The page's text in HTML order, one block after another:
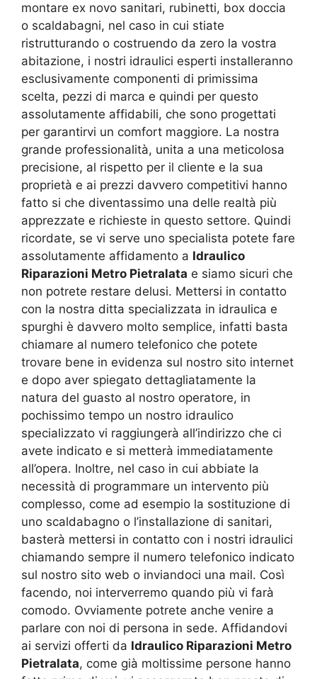
montare ex novo sanitari, rubinetti, box doccia
o scaldabagni, nel caso in cui stiate
ristrutturando o costruendo da zero la vostra
abitazione, i nostri idraulici esperti installeranno
esclusivamente componenti di primissima
scelta, pezzi di marca e quindi per questo
assolutamente affidabili, che sono progettati
per garantirvi un comfort maggiore. La nostra
grande professionalità, unita a una meticolosa
precisione, al rispetto per il cliente e la sua
proprietà e ai prezzi davvero competitivi hanno
fatto si che diventassimo una delle realtà più
apprezzate e richieste in questo settore. Quindi
ricordate, se vi serve uno specialista potete fare
assolutamente affidamento a Idraulico
Riparazioni Metro Pietralata e siamo sicuri che
non potrete restare delusi. Mettersi in contatto
con la nostra ditta specializzata in idraulica e
spurghi è davvero molto semplice, infatti basta
chiamare al numero telefonico che potete
trovare bene in evidenza sul nostro sito internet
e dopo aver spiegato dettagliatamente la
natura del guasto al nostro operatore, in
pochissimo tempo un nostro idraulico
specializzato vi raggiungerà all’indirizzo che ci
avete indicato e si metterà immediatamente
all’opera. Inoltre, nel caso in cui abbiate la
necessità di programmare un intervento più
complesso, come ad esempio la sostituzione di
uno scaldabagno o l’installazione di sanitari,
basterà mettersi in contatto con i nostri idraulici
chiamando sempre il numero telefonico indicato
sul nostro sito web o inviandoci una mail. Così
facendo, noi interverremo quando più vi farà
comodo. Ovviamente potrete anche venire a
parlare con noi di persona in sede. Affidandovi
ai servizi offerti da Idraulico Riparazioni Metro
Pietralata, come già moltissime persone hanno